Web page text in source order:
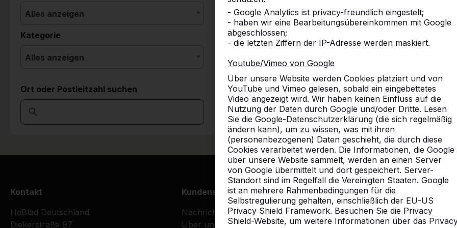
- Google Analytics ist privacy-freundlich eingestelt;
- haben wir eine Bearbeitungsübereinkommen mit Google
abgeschlossen;
- die letzten Ziffern der IP-Adresse werden maskiert.
Youtube/Vimeo von Google
Über unsere Website werden Cookies platziert und von
YouTube und Vimeo gelesen, sobald ein eingebettetes
Video angezeigt wird. Wir haben keinen Einfluss auf die
Nutzung der Daten durch Google und/oder Dritte. Lesen
Sie die Google-Datenschutzerklärung (die sich regelmäßig
ändern kann), um zu wissen, was mit ihren
(personenbezogenen) Daten geschieht, die durch diese
Cookies verarbeitet werden. Die Informationen, die Google
über unsere Website sammelt, werden an einen Server
von Google übermittelt und dort gespeichert. Server-
Standort sind im Regelfall die Vereinigten Staaten. Google
ist an mehrere Rahmenbedingungen für die
Selbstregulierung gehalten, einschließlich der EU-US
Privacy Shield Framework. Besuchen Sie die Privacy
Shield-Website, um weitere Informationen über das
Alles anzeigen
Kategorie
Alles anzeigen
Ort oder Postleitzahl suchen
Kontakt
HeBlad Deutschland
Diekerstraße 97
Kundenservice
Nachrichten
Über uns
Kategorien
Tischtennistische
Fußvolleyball